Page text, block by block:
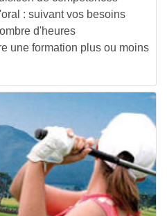
: suivant vos besoins
d'heures
une formation plus ou moins